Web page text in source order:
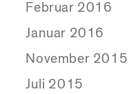
Februar 2016
Januar 2016
November 2015
Juli 2015